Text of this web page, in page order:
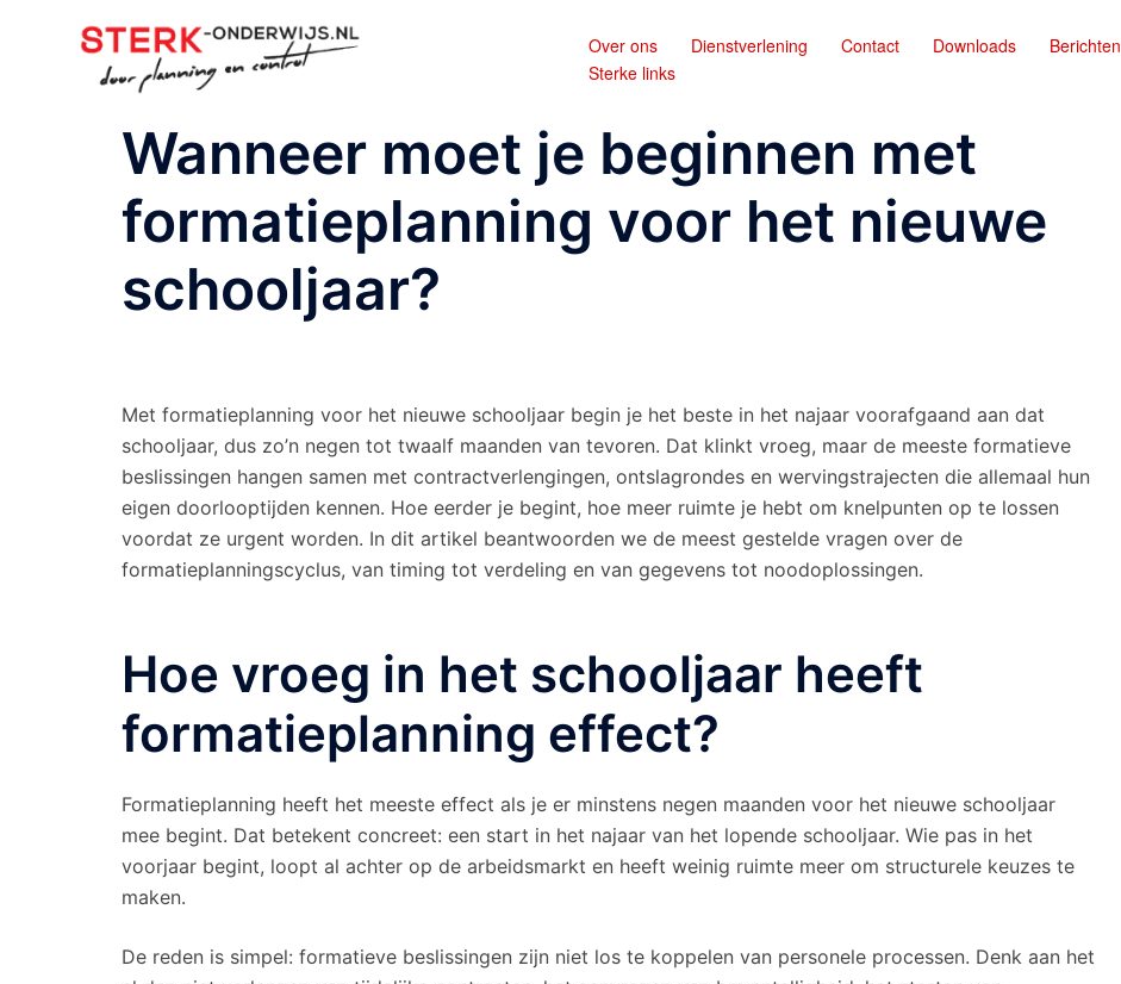
Over ons Dienstverlening Contact Downloads Berichten
Sterke links
Wanneer moet je beginnen met
formatieplanning voor het nieuwe
schooljaar?
Met formatieplanning voor het nieuwe schooljaar begin je het beste in het najaar voorafgaand aan dat
schooljaar, dus zo’n negen tot twaalf maanden van tevoren. Dat klinkt vroeg, maar de meeste formatieve
beslissingen hangen samen met contractverlengingen, ontslagrondes en wervingstrajecten die allemaal hun
eigen doorlooptijden kennen. Hoe eerder je begint, hoe meer ruimte je hebt om knelpunten op te lossen
voordat ze urgent worden. In dit artikel beantwoorden we de meest gestelde vragen over de
formatieplanningscyclus, van timing tot verdeling en van gegevens tot noodoplossingen.
Hoe vroeg in het schooljaar heeft
formatieplanning effect?
Formatieplanning heeft het meeste effect als je er minstens negen maanden voor het nieuwe schooljaar
mee begint. Dat betekent concreet: een start in het najaar van het lopende schooljaar. Wie pas in het
voorjaar begint, loopt al achter op de arbeidsmarkt en heeft weinig ruimte meer om structurele keuzes te
maken.
De reden is simpel: formatieve beslissingen zijn niet los te koppelen van personele processen. Denk aan het